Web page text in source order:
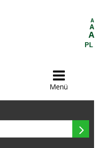
A
A
A
PL

Menü
